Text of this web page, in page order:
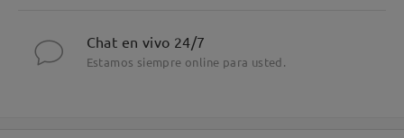
Chat en vivo 24/7
Estamos siempre online para usted.